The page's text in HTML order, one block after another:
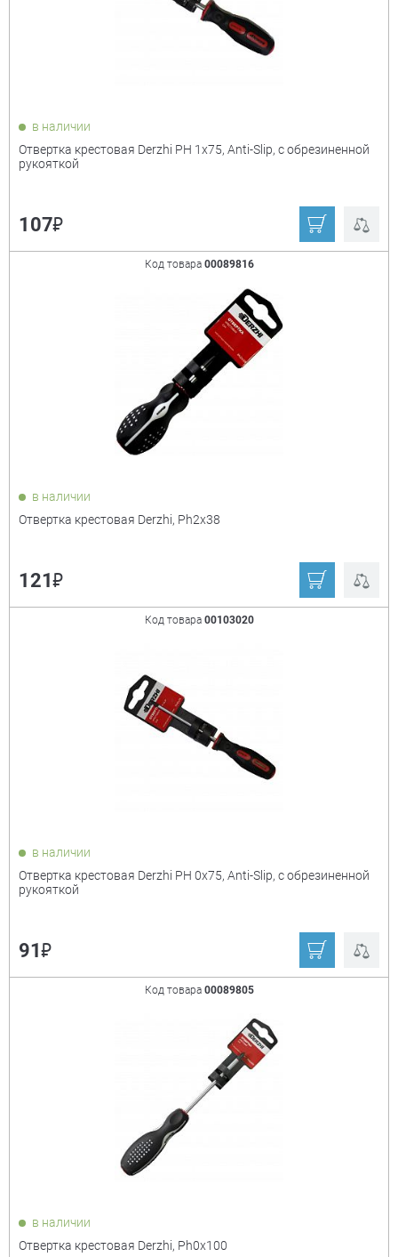
в наличии
Отвертка крестовая Derzhi PH 1х75, Anti-Slip, с обрезиненной
рукояткой
107₽
Код товара 00089816
в наличии
Отвертка крестовая Derzhi, Ph2x38
121₽
Код товара 00103020
в наличии
Отвертка крестовая Derzhi PH 0х75, Anti-Slip, с обрезиненной
рукояткой
91₽
Код товара 00089805
в наличии
Отвертка крестовая Derzhi, Ph0x100